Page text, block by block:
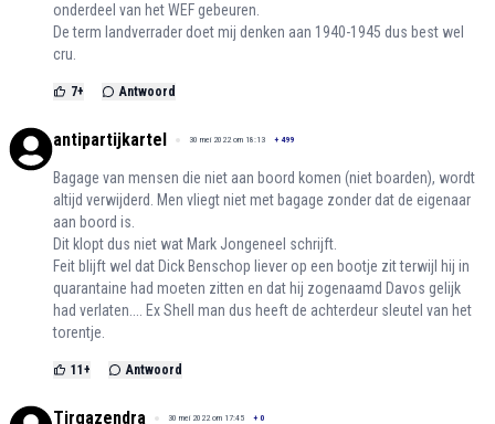
onderdeel van het WEF gebeuren.
De term landverrader doet mij denken aan 1940-1945 dus best wel
cru.
7+ Antwoord
antipartijkartel 30 mei 2022 om 18:13 + 499
Bagage van mensen die niet aan boord komen (niet boarden), wordt
altijd verwijderd. Men vliegt niet met bagage zonder dat de eigenaar
aan boord is.
Dit klopt dus niet wat Mark Jongeneel schrijft.
Feit blijft wel dat Dick Benschop liever op een bootje zit terwijl hij in
quarantaine had moeten zitten en dat hij zogenaamd Davos gelijk
had verlaten.... Ex Shell man dus heeft de achterdeur sleutel van het
torentje.
11 + Antwoord
Tirgazendra 30 mei 2022 om 17:45 + 0